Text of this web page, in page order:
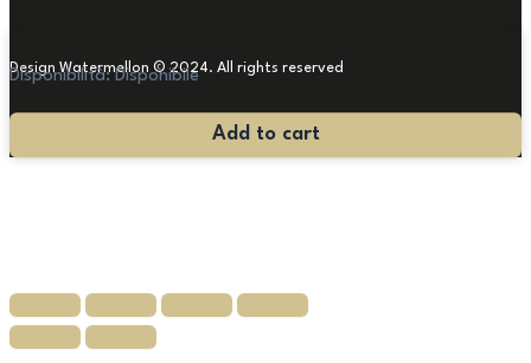
Design Watermellon © 2024. All rights reserved
Disponibilità: Disponibile
Antico
Add to cart